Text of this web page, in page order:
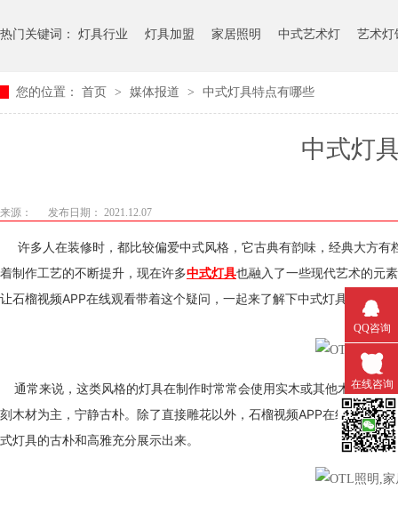
热门关键词： 灯具行业 灯具加盟 家居照明 中式艺术灯 艺术灯
您的位置： 首页 > 媒体报道 > 中式灯具特点有哪些
中式灯
来源： 发布日期： 2021.12.07
许多人在装修时，都比较偏爱中式风格，它古典有韵味，经典大方
着制作工艺的不断提升，现在许多中式灯具也融入了一些现代艺术的元素
让石榴视频APP在线观看带着这个疑问，一起来了解下中式灯具的特点有
通常来说，这类风格的灯具在制作时常常会使用实木或其他木材作为主要
刻木材为主，宁静古朴。除了直接雕花以外，石榴视频APP在线观看也
式灯具的古朴和高雅充分展示出来。
QQ咨询
在线咨询
微信扫一扫